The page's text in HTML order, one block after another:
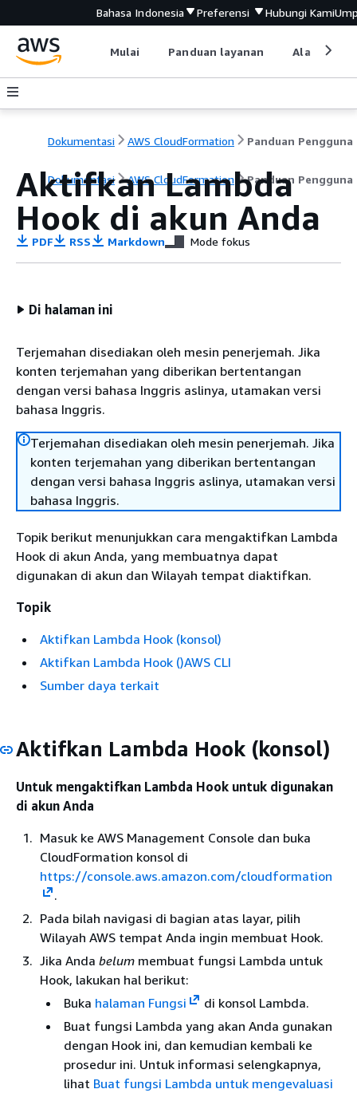
Bahasa Indonesia Preferensi Hubungi Kami
Mulai Panduan layanan Alat
Dokumentasi AWS CloudFormation
Dokumentasi AWS CloudFormation Panduan Pengguna
Aktifkan Lambda
Hook di akun Anda
PDF RSS Markdown Mode fokus
Di halaman ini
Terjemahan disediakan oleh mesin penerjemah. Jika
konten terjemahan yang diberikan bertentangan
dengan versi bahasa Inggris aslinya, utamakan versi
bahasa Inggris.
Terjemahan disediakan oleh mesin penerjemah. Jika
konten terjemahan yang diberikan bertentangan
dengan versi bahasa Inggris aslinya, utamakan versi
bahasa Inggris.
Topik berikut menunjukkan cara mengaktifkan Lambda
Hook di akun Anda, yang membuatnya dapat
digunakan di akun dan Wilayah tempat diaktifkan.
Topik
Aktifkan Lambda Hook (konsol)
Aktifkan Lambda Hook ()AWS CLI
Sumber daya terkait
Aktifkan Lambda Hook (konsol)
Untuk mengaktifkan Lambda Hook untuk digunakan
di akun Anda
Masuk ke AWS Management Console dan buka
CloudFormation konsol di
https://console.aws.amazon.com/cloudformation
.
Pada bilah navigasi di bagian atas layar, pilih
Wilayah AWS tempat Anda ingin membuat Hook.
Jika Anda belum membuat fungsi Lambda untuk
Hook, lakukan hal berikut:
Buka halaman Fungsi
di konsol Lambda.
Buat fungsi Lambda yang akan Anda gunakan
dengan Hook ini, dan kemudian kembali ke
prosedur ini. Untuk informasi selengkapnya,
lihat Buat fungsi Lambda untuk mengevaluasi